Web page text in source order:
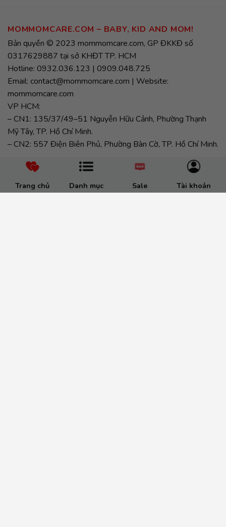
Trang chủ Danh mục Sale Tài khoản
MOMMOMCARE.COM – BABY, KID AND MOM!
Bản quyền © 2023 mommomcare.com, GP ĐKKĐ số
0317629887 tại sở KHĐT TP. HCM
Hotline: 0932.036.123 | 0909.048.725
Email: contact@mommomcare.com | Website:
mommomcare.com
VP HCM:
– CN1: 135/37/49–51 Nguyễn Hữu Cảnh, Phường Thạnh
Mỹ Tây, TP. Hồ Chí Minh.
– CN2: 557 Điện Biên Phủ, Phường Bàn Cờ, TP. Hồ Chí Minh.